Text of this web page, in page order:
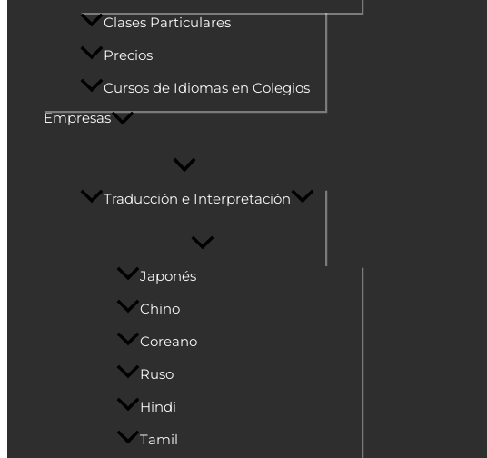
Clases Particulares
Precios
Cursos de Idiomas en Colegios
Empresas
Traducción e Interpretación
Japonés
Chino
Coreano
Ruso
Hindi
Tamil